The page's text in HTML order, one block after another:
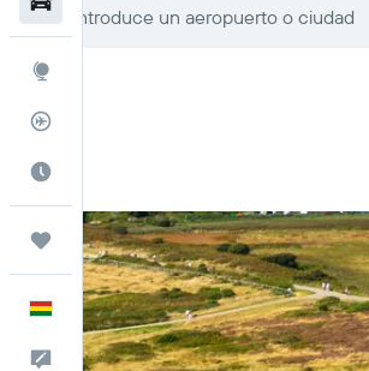
Trips
Español
Comentarios